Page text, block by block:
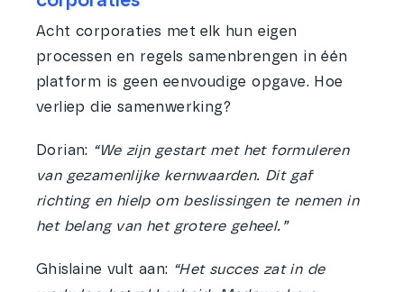
Acht corporaties met elk hun eigen
processen en regels samenbrengen in één
platform is geen eenvoudige opgave. Hoe
verliep die samenwerking?
Dorian: “We zijn gestart met het formuleren
van gezamenlijke kernwaarden. Dit gaf
richting en hielp om beslissingen te nemen in
het belang van het grotere geheel.”
Ghislaine vult aan: “Het succes zat in de